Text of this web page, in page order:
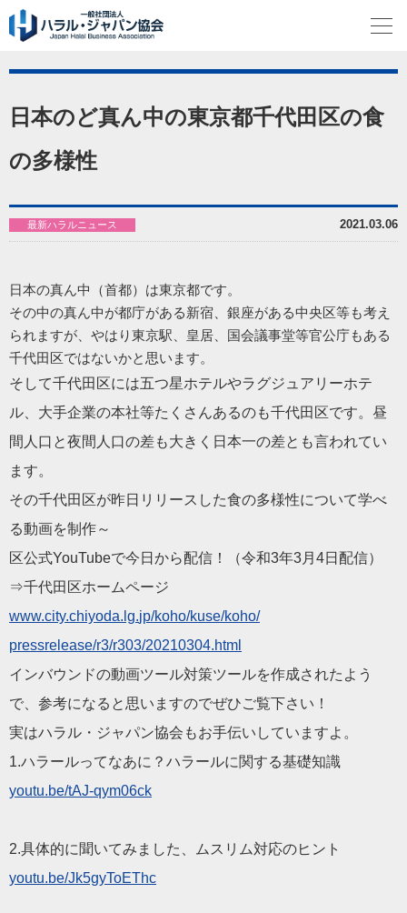
日本のど真ん中の東京都千代田区の食
の多様性
2021.03.06
最新ハラルニュース
日本の真ん中（首都）は東京都です。
その中の真ん中が都庁がある新宿、銀座がある中央区等も考え
られますが、やはり東京駅、皇居、国会議事堂等官公庁もある
千代田区ではないかと思います。
そして千代田区には五つ星ホテルやラグジュアリーホテ
ル、大手企業の本社等たくさんあるのも千代田区です。昼
間人口と夜間人口の差も大きく日本一の差とも言われてい
ます。
その千代田区が昨日リリースした食の多様性について学べ
る動画を制作～
区公式YouTubeで今日から配信！（令和3年3月4日配信）
⇒千代田区ホームページ
www.city.chiyoda.lg.jp/koho/kuse/koho/
pressrelease/r3/r303/20210304.html
インバウンドの動画ツール対策ツールを作成されたよう
で、参考になると思いますのでぜひご覧下さい！
実はハラル・ジャパン協会もお手伝いしていますよ。
1.ハラールってなあに？ハラールに関する基礎知識
youtu.be/tAJ-qym06ck
2.具体的に聞いてみました、ムスリム対応のヒント
youtu.be/Jk5gyToEThc